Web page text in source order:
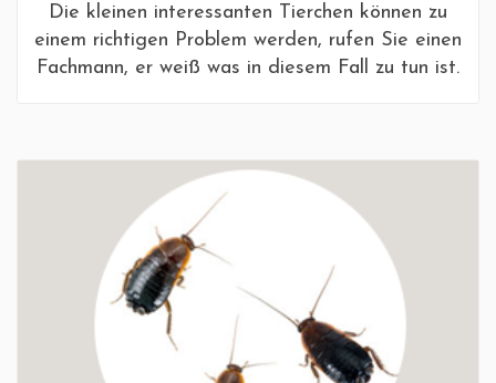
Die kleinen interessanten Tierchen können zu
einem richtigen Problem werden, rufen Sie einen
Fachmann, er weiß was in diesem Fall zu tun ist.